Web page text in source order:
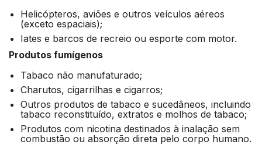
Helicópteros, aviões e outros veículos aéreos
(exceto espaciais);
Iates e barcos de recreio ou esporte com motor.
Produtos fumígenos
Tabaco não manufaturado;
Charutos, cigarrilhas e cigarros;
Outros produtos de tabaco e sucedâneos, incluindo
tabaco reconstituído, extratos e molhos de tabaco;
Produtos com nicotina destinados à inalação sem
combustão ou absorção direta pelo corpo humano.